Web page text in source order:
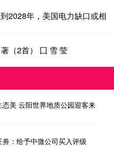
2028年，美国电力缺口或相
（2首） 囗 雪 莹
美 云阳世界地质公园迎客来
：给予中微公司买入评级